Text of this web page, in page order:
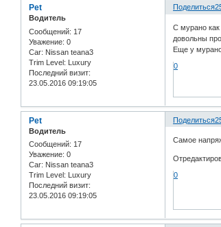
Поделиться
Pet
Водитель
Сообщений: 17
Уважение: 0
Car: Nissan teana3
Trim Level: Luxury
Последний визит:
23.05.2016 09:19:05
С мурано
довольны
Еще у
0
Поделиться
Pet
Водитель
Сообщений: 17
Уважение: 0
Car: Nissan teana3
Trim Level: Luxury
Последний визит:
23.05.2016 09:19:05
Самое
0